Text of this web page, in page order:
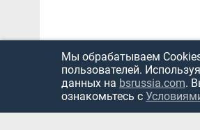
Мы обрабатываем
пользователей.
данных на bsrussia.com.
ознакомьтесь с